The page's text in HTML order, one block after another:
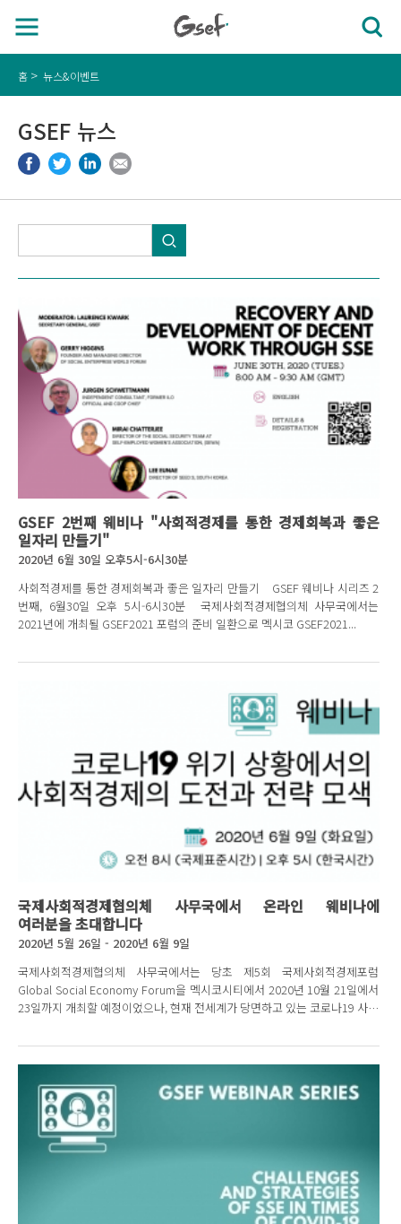
홈 뉴스&이벤트
GSEF 뉴스
GSEF 2번째 웨비나 "사회적경제를 통한 경제회복과 좋은
일자리 만들기"
2020년 6월 30일 오후5시-6시30분
사회적경제를 통한 경제회복과 좋은 일자리 만들기 GSEF 웨비나 시리즈 2
번째, 6월30일 오후 5시-6시30분 국제사회적경제협의체 사무국에서는
2021년에 개최될 GSEF2021 포럼의 준비 일환으로 멕시코 GSEF2021...
국제사회적경제협의체 사무국에서 온라인 웨비나에
여러분을 초대합니다
2020년 5월 26일 - 2020년 6월 9일
국제사회적경제협의체 사무국에서는 당초 제5회 국제사회적경제포럼
Global Social Economy Forum을 멕시코시티에서 2020년 10월 21일에서
23일까지 개최할 예정이었으나, 현재 전세계가 당면하고 있는 코로나19 사태